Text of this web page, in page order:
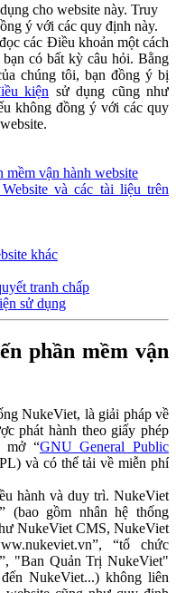
cho website này. Truy
ý với các quy định này.
các Điều khoản một cách
có bất kỳ câu hỏi. Bằng
chúng tôi, bạn đồng ý bị
kiện sử dụng cũng như
không đồng ý với các quy
vận hành website
và các tài liệu trên
khác
tranh chấp
sử dụng
phần mềm vận
NukeViet, là giải pháp về
phát hành theo giấy phép
mở “GNU General Public
và có thể tải về miễn phí
hành và duy trì. NukeViet
(bao gồm nhân hệ thống
NukeViet CMS, NukeViet
“tổ chức
"Ban Quản Trị NukeViet"
NukeViet...) không liên